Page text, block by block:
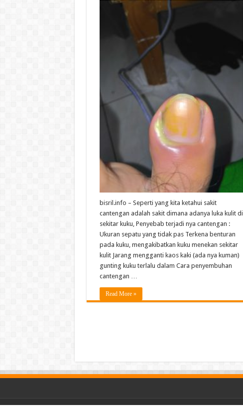
bisril.info – Seperti yang kita ketahui sakit
cantengan adalah sakit dimana adanya luka kulit di
sekitar kuku, Penyebab terjadi nya cantengan :
Ukuran sepatu yang tidak pas Terkena benturan
pada kuku, mengakibatkan kuku menekan sekitar
kulit Jarang mengganti kaos kaki (ada nya kuman)
gunting kuku terlalu dalam Cara penyembuhan
cantengan …
Read More »